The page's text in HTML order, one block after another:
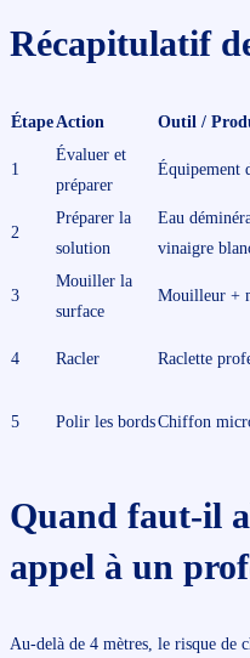
Récapitulatif
ÉtapeAction Outil /
1
Évaluer et
préparer
Équipement
2
Préparer la
solution
Eau
vinaigre
3
Mouiller la
surface
Mouilleur +
4 Racler Raclette
5 Polir les bordsChiffon
Quand faut-il
appel à un
Au-delà de 4 mètres, le risque de